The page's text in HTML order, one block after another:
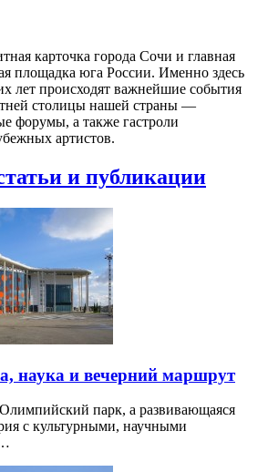
карточка города Сочи и главная
площадка юга России. Именно здесь
лет происходят важнейшие события
столицы нашей страны —
форумы, а также гастроли
артистов.
и публикации
наука и вечерний маршрут
парк, а развивающаяся
с культурными, научными